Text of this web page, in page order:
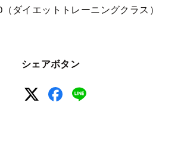
ダイエットトレーニングクラス）
シェアボタン